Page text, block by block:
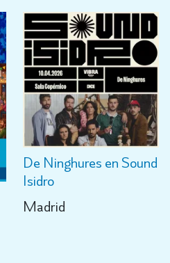
De Ninghures en Sound
Isidro
Madrid